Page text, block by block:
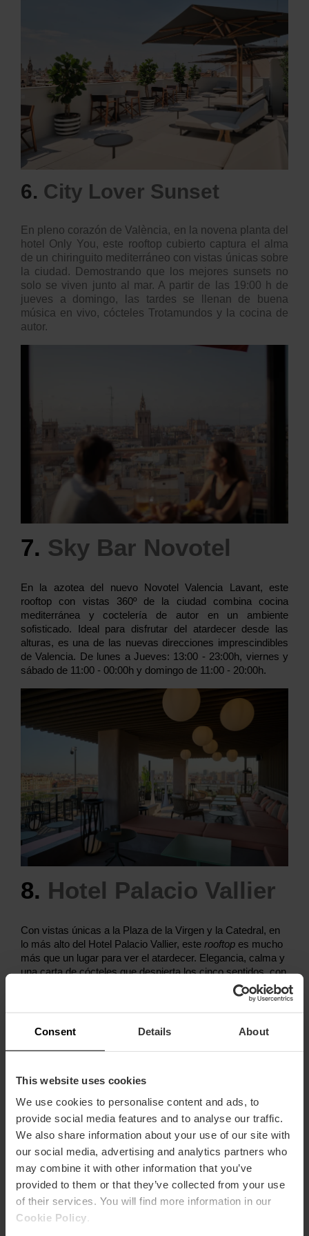
Consent Details About
This website uses cookies
We use cookies to personalise content and ads, to
provide social media features and to analyse our traffic.
We also share information about your use of our site with
our social media, advertising and analytics partners who
may combine it with other information that you’ve
provided to them or that they’ve collected from your use
of their services. You will find more information in our
Cookie Policy
6. City Lover Sunset
En pleno corazón de València, en la novena planta del
hotel Only You, este rooftop cubierto captura el alma
de un chiringuito mediterráneo con vistas únicas sobre
la ciudad. Demostrando que los mejores sunsets no
solo se viven junto al mar. A partir de las 19:00 h de
jueves a domingo, las tardes se llenan de buena
música en vivo, cócteles Trotamundos y la cocina de
autor.
7. Sky Bar Novotel
En la azotea del nuevo Novotel Valencia Lavant, este
rooftop con vistas 360º de la ciudad combina cocina
mediterránea y coctelería de autor en un ambiente
sofisticado. Ideal para disfrutar del atardecer desde las
alturas, es una de las nuevas direcciones imprescindibles
de Valencia. De lunes a Jueves: 13:00 - 23:00h, viernes y
sábado de 11:00 - 00:00h y domingo de 11:00 - 20:00h.
8. Hotel Palacio Vallier
Con vistas únicas a la Plaza de la Virgen y la Catedral, en
lo más alto del Hotel Palacio Vallier, este rooftop es mucho
más que un lugar para ver el atardecer. Elegancia, calma y
una carta de cócteles que despierta los cinco sentidos, con
propuestas que cambian según la temporada y el producto
local. Rooftop abierto todos los días de 11:00 a 00:00, y
Lounge Bar de 17:00 a 00:00 (viernes y sábado hasta la
01:00).